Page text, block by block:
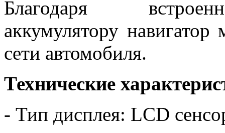
Благодаря
аккумулятору
сети автомобиля.
Технические
- Тип дисплея: LCD